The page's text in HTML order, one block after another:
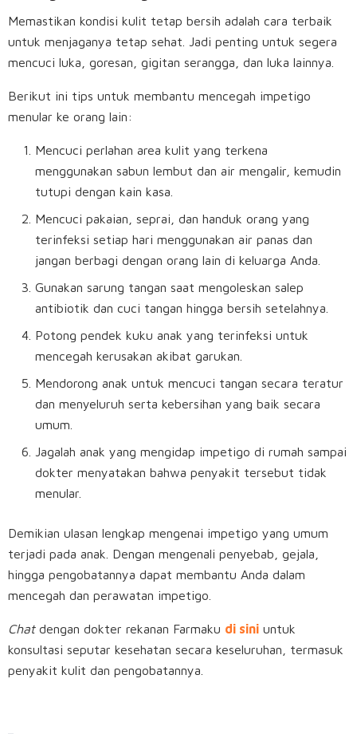
Memastikan kondisi kulit tetap bersih adalah cara terbaik
untuk menjaganya tetap sehat. Jadi penting untuk segera
mencuci luka, goresan, gigitan serangga, dan luka lainnya.
Berikut ini tips untuk membantu mencegah impetigo
menular ke orang lain:
Mencuci perlahan area kulit yang terkena
menggunakan sabun lembut dan air mengalir, kemudin
tutupi dengan kain kasa.
Mencuci pakaian, seprai, dan handuk orang yang
terinfeksi setiap hari menggunakan air panas dan
jangan berbagi dengan orang lain di keluarga Anda.
Gunakan sarung tangan saat mengoleskan salep
antibiotik dan cuci tangan hingga bersih setelahnya.
Potong pendek kuku anak yang terinfeksi untuk
mencegah kerusakan akibat garukan.
Mendorong anak untuk mencuci tangan secara teratur
dan menyeluruh serta kebersihan yang baik secara
umum.
Jagalah anak yang mengidap impetigo di rumah sampai
dokter menyatakan bahwa penyakit tersebut tidak
menular.
Demikian ulasan lengkap mengenai impetigo yang umum
terjadi pada anak. Dengan mengenali penyebab, gejala,
hingga pengobatannya dapat membantu Anda dalam
mencegah dan perawatan impetigo.
Chat dengan dokter rekanan Farmaku di sini untuk
konsultasi seputar kesehatan secara keseluruhan, termasuk
penyakit kulit dan pengobatannya.